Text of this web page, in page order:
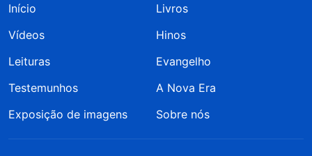
Início
Livros
Vídeos
Hinos
Leituras
Evangelho
Testemunhos
A Nova Era
Exposição de imagens
Sobre nós